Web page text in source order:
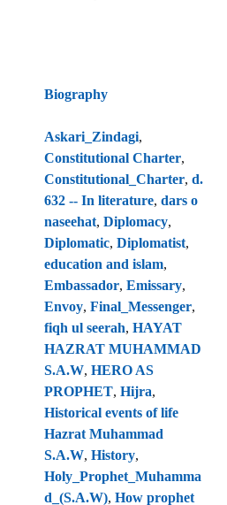
Biography
Askari_Zindagi,
Constitutional Charter,
Constitutional_Charter, d.
632 -- In literature, dars o
naseehat, Diplomacy,
Diplomatic, Diplomatist,
education and islam,
Embassador, Emissary,
Envoy, Final_Messenger,
fiqh ul seerah, HAYAT
HAZRAT MUHAMMAD
S.A.W, HERO AS
PROPHET, Hijra,
Historical events of life
Hazrat Muhammad
S.A.W, History,
Holy_Prophet_Muhamma
d_(S.A.W), How prophet